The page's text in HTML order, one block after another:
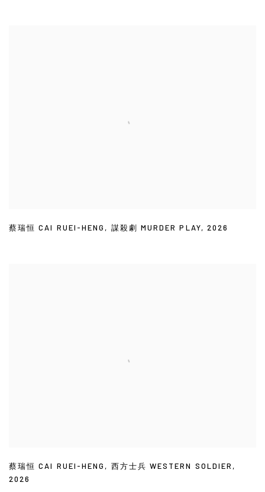
蔡瑞恒 CAI RUEI-HENG , 謀殺劇 MURDER PLAY, 2026
蔡瑞恒 CAI RUEI-HENG , ⻄方士兵 WESTERN SOLDIER ,
2026